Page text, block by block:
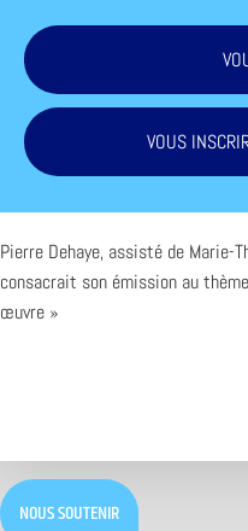
VOUS
Pierre Dehaye, assisté de Marie-
consacrait son émission au
œuvre »
NOUS SOUTENIR